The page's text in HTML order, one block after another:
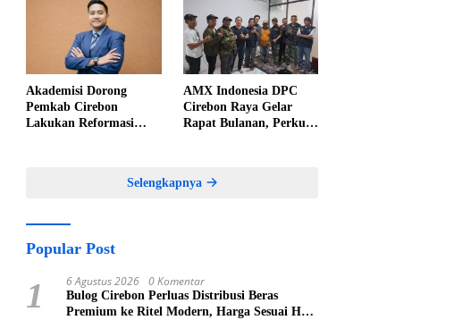
Akademisi Dorong
Pemkab Cirebon
Lakukan Reformasi
AMX Indonesia DPC
Cirebon Raya Gelar
Rapat Bulanan, Perkuat
Selengkapnya
Popular Post
1 6 Agustus 2026 0 Komentar
Bulog Cirebon Perluas Distribusi Beras
Premium ke Ritel Modern, Harga Sesuai HET